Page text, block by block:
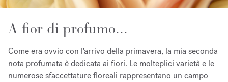
A fior di profumo...
Come era ovvio con l'arrivo della primavera, la mia seconda
nota profumata è dedicata ai fiori. Le molteplici varietà e le
numerose sfaccettature floreali rappresentano un campo